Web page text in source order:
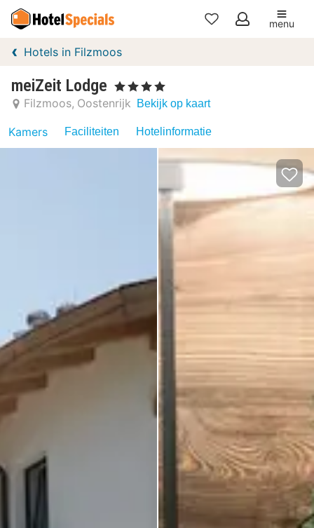
Mijn
menu
Hotels in Filzmoos
meiZeit Lodge , 4 Sterren
Filzmoos Oostenrijk Bekijk op kaart
Kamers Faciliteiten Hotelinformatie